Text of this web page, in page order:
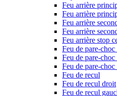
Feu arrière
Feu arrière
Feu arrière
Feu arrière
Feu arrière stop
Feu de pare-
Feu de pare-
Feu de pare-
Feu de recul
Feu de recul droit
Feu de recul